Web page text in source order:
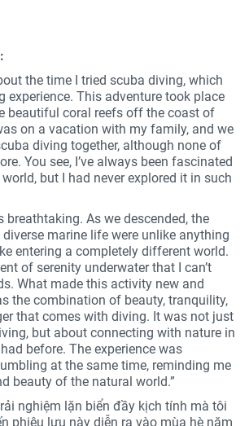
the time I tried scuba diving, which
experience. This adventure took place
beautiful coral reefs off the coast of
on a vacation with my family, and we
diving together, although none of
You see, I’ve always been fascinated
but I had never explored it in such
breathtaking. As we descended, the
marine life were unlike anything
entering a completely different world.
of serenity underwater that I can’t
What made this activity new and
the combination of beauty, tranquility,
that comes with diving. It was not just
but about connecting with nature in
before. The experience was
at the same time, reminding me
beauty of the natural world.”
nghiệm lặn biển đầy kịch tính mà tôi
phiêu lưu này diễn ra vào mùa hè năm